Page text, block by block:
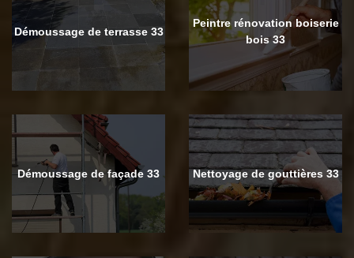
Démoussage de terrasse 33
Peintre rénovation boiserie
bois 33
Démoussage de façade 33 Nettoyage de gouttières 33